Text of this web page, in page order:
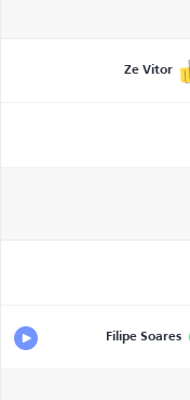
Ze Vitor
Filipe Soares